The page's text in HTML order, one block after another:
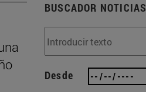
BUSCADOR NOTICIAS
Desde